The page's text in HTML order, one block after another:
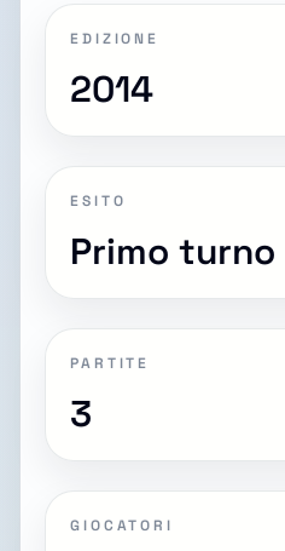
EDIZIONE
2014
ESITO
Primo turno
PARTITE
3
GIOCATORI